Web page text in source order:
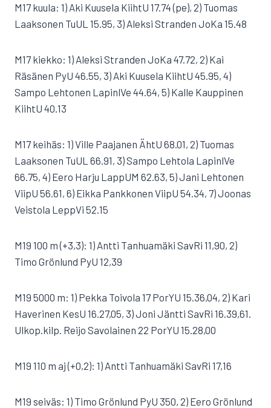
M17 kuula: 1) Aki Kuusela KiihtU 17.74 (pe), 2) Tuomas
Laaksonen TuUL 15.95, 3) Aleksi Stranden JoKa 15.48
M17 kiekko: 1) Aleksi Stranden JoKa 47.72, 2) Kai
Räsänen PyU 46.55, 3) Aki Kuusela KiihtU 45.95, 4)
Sampo Lehtonen LapinlVe 44.64, 5) Kalle Kauppinen
KiihtU 40.13
M17 keihäs: 1) Ville Paajanen ÄhtU 68.01, 2) Tuomas
Laaksonen TuUL 66.91, 3) Sampo Lehtola LapinlVe
66.75, 4) Eero Harju LappUM 62.63, 5) Jani Lehtonen
ViipU 56.61, 6) Eikka Pankkonen ViipU 54.34, 7) Joonas
Veistola LeppVi 52.15
M19 100 m (+3,3): 1) Antti Tanhuamäki SavRi 11,90, 2)
Timo Grönlund PyU 12,39
M19 5000 m: 1) Pekka Toivola 17 PorYU 15.36,04, 2) Kari
Haverinen KesU 16.27,05, 3) Joni Jäntti SavRi 16.39,61.
Ulkop.kilp. Reijo Savolainen 22 PorYU 15.28,00
M19 110 m aj (+0,2): 1) Antti Tanhuamäki SavRi 17,16
M19 seiväs: 1) Timo Grönlund PyU 350, 2) Eero Grönlund